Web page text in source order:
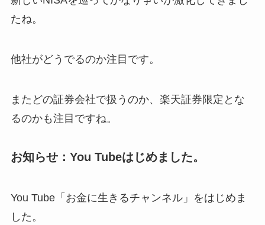
たね。
他社がどうでるのか注目です。
またどの証券会社で扱うのか、楽天証券限定とな
るのかも注目ですね。
お知らせ：You Tubeはじめました。
You Tube「お金に生きるチャンネル」をはじめま
した。